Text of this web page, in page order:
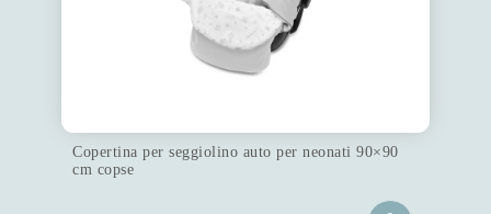
Copertina per seggiolino auto per neonati 90×90
cm copse